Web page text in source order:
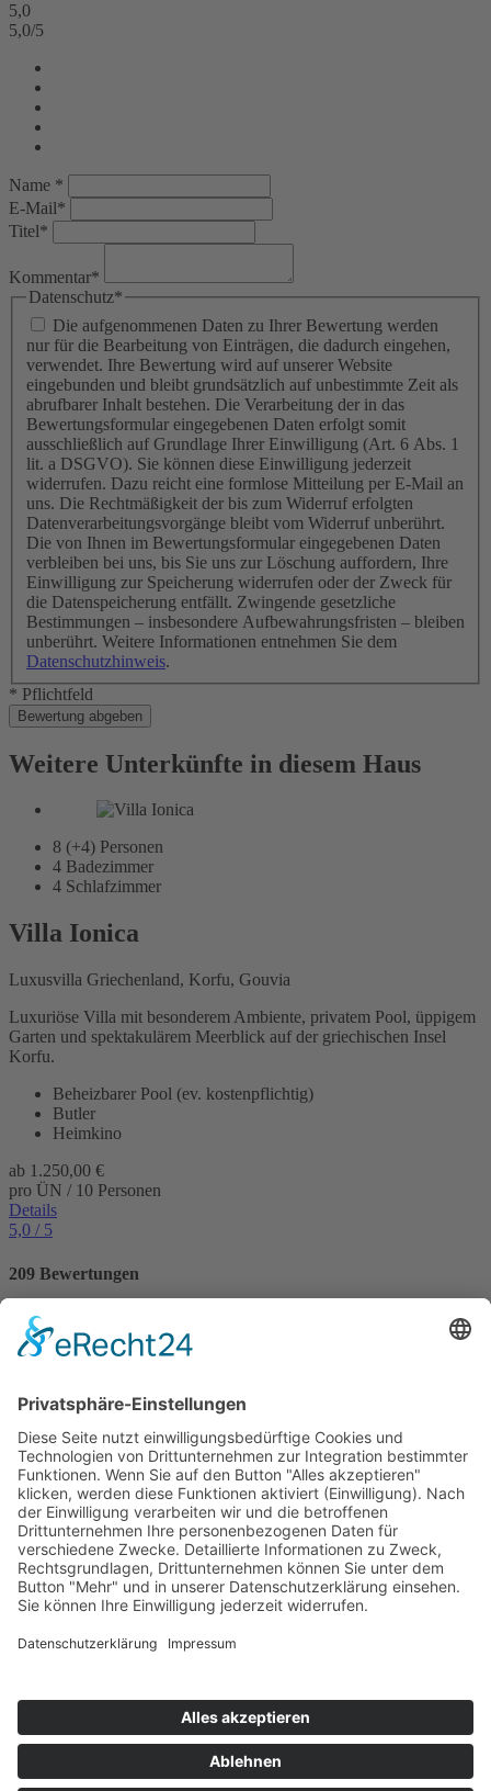
5,0
5,0/5
Name *
E-Mail*
Titel*
Kommentar*
Datenschutz*
Die aufgenommenen Daten zu Ihrer Bewertung werden
nur für die Bearbeitung von Einträgen, die dadurch eingehen,
verwendet. Ihre Bewertung wird auf unserer Website
eingebunden und bleibt grundsätzlich auf unbestimmte Zeit als
abrufbarer Inhalt bestehen. Die Verarbeitung der in das
Bewertungsformular eingegebenen Daten erfolgt somit
ausschließlich auf Grundlage Ihrer Einwilligung (Art. 6 Abs. 1
lit. a DSGVO). Sie können diese Einwilligung jederzeit
widerrufen. Dazu reicht eine formlose Mitteilung per E-Mail an
uns. Die Rechtmäßigkeit der bis zum Widerruf erfolgten
Datenverarbeitungsvorgänge bleibt vom Widerruf unberührt.
Die von Ihnen im Bewertungsformular eingegebenen Daten
verbleiben bei uns, bis Sie uns zur Löschung auffordern, Ihre
Einwilligung zur Speicherung widerrufen oder der Zweck für
die Datenspeicherung entfällt. Zwingende gesetzliche
Bestimmungen – insbesondere Aufbewahrungsfristen – bleiben
unberührt. Weitere Informationen entnehmen Sie dem
Datenschutzhinweis.
* Pflichtfeld
Bewertung abgeben
Weitere Unterkünfte in diesem Haus
8 (+4) Personen
4 Badezimmer
4 Schlafzimmer
Villa Ionica
Luxusvilla Griechenland, Korfu, Gouvia
Luxuriöse Villa mit besonderem Ambiente, privatem Pool, üppigem
Garten und spektakulärem Meerblick auf der griechischen Insel
Korfu.
Beheizbarer Pool (ev. kostenpflichtig)
Butler
Heimkino
ab 1.250,00 €
pro ÜN / 10 Personen
Details
5,0 / 5
209 Bewertungen
97 Ferienwohnungen / Ferienhäuser haben eine
Durchschnittsbewertung von
VILLTRAVEL
Hoegnerstraße 26
D-85290 Geisenfeld
E-Mail:kirmaier@villtravel.de
+49 (0)8452 8739
Navigation
Vermieter werden